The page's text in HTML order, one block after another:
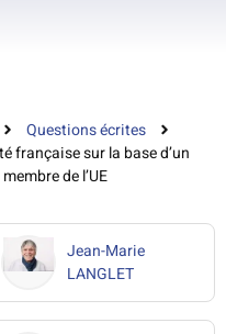
Questions écrites
française sur la base d’un
de l’UE
Jean-Marie
LANGLET